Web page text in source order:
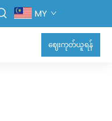
MY
ဈေးကုတ်ယူရန်